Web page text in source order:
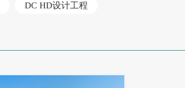
DC HD设计工程